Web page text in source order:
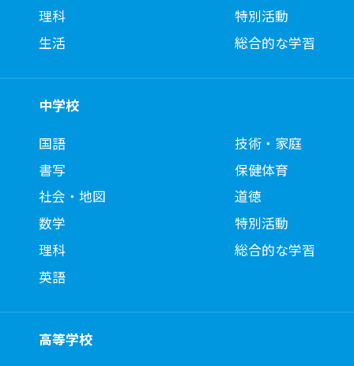
理科
生活
特別活動
総合的な学習
中学校
国語
書写
社会・地図
数学
理科
英語
技術・家庭
保健体育
道徳
特別活動
総合的な学習
高等学校